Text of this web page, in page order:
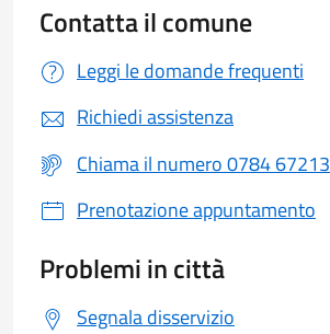
Contatta il comune
Leggi le domande frequenti
Richiedi assistenza
Chiama il numero 0784 67213
Prenotazione appuntamento
Problemi in città
Segnala disservizio